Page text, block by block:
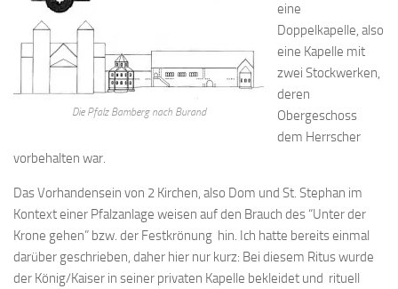
Die Pfalz Bamberg nach Burand
eine
Doppelkapelle, also
eine Kapelle mit
zwei Stockwerken,
deren
Obergeschoss
dem Herrscher
vorbehalten war.
Das Vorhandensein von 2 Kirchen, also Dom und St. Stephan im
Kontext einer Pfalzanlage weisen auf den Brauch des “Unter der
Krone gehen” bzw. der Festkrönung hin. Ich hatte bereits einmal
darüber geschrieben, daher hier nur kurz: Bei diesem Ritus wurde
der König/Kaiser in seiner privaten Kapelle bekleidet und rituell